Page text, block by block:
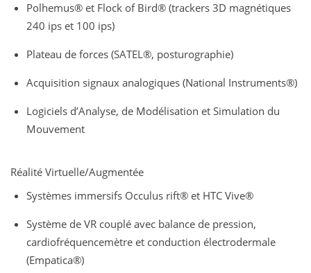
Polhemus® et Flock of Bird® (trackers 3D magnétiques
240 ips et 100 ips)
Plateau de forces (SATEL®, posturographie)
Acquisition signaux analogiques (National Instruments®)
Logiciels d’Analyse, de Modélisation et Simulation du
Mouvement
Réalité Virtuelle/Augmentée
Systèmes immersifs Occulus rift® et HTC Vive®
Système de VR couplé avec balance de pression,
cardiofréquencemètre et conduction électrodermale
(Empatica®)